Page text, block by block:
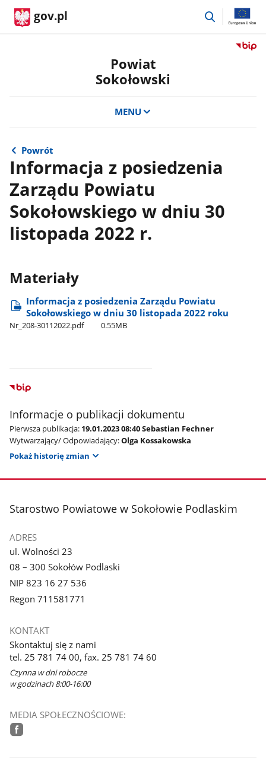
gov.pl
przejdź
Przejdź
Powiat
Sokołowski
MENU
Powrót
Informacja z posiedzenia
Zarządu Powiatu
Sokołowskiego w dniu 30
listopada 2022 r.
Materiały
Informacja z posiedzenia Zarządu Powiatu
Sokołowskiego w dniu 30 listopada 2022 roku
Nr​_208-30112022.pdf 0.55MB
Informacje o publikacji dokumentu
Pierwsza publikacja: 19.01.2023 08:40 Sebastian Fechner
Wytwarzający/ Odpowiadający:Olga Kossakowska
Pokaż historię zmian
stopka
Starostwo Powiatowe w Sokołowie Podlaskim
ADRES
ul. Wolności 23
08 – 300 Sokołów Podlaski
NIP 823 16 27 536
Regon 711581771
KONTAKT
Skontaktuj się z nami
tel. 25 781 74 00, fax. 25 781 74 60
Czynna w dni robocze
w godzinach 8:00-16:00
MEDIA SPOŁECZNOŚCIOWE: